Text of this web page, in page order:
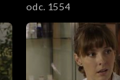
801–900
701–800
odc. 1554